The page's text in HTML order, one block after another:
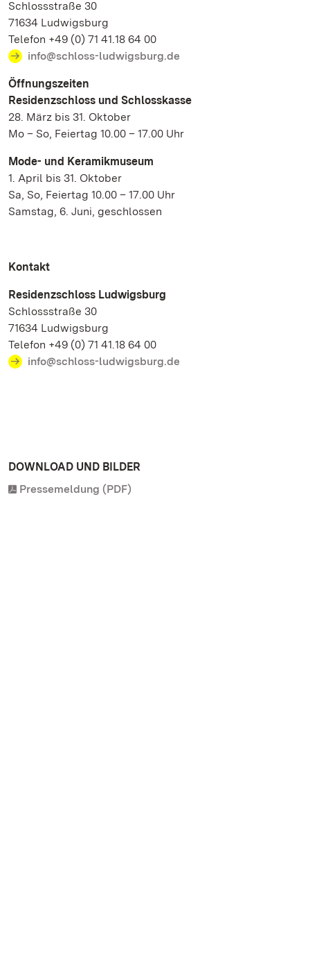
Schlossstraße 30
71634 Ludwigsburg
Telefon +49 (0) 71 41.18 64 00
info@schloss-ludwigsburg.de
Öffnungszeiten
Residenzschloss und Schlosskasse
28. März bis 31. Oktober
Mo – So, Feiertag 10.00 – 17.00 Uhr
Mode- und Keramikmuseum
1. April bis 31. Oktober
Sa, So, Feiertag 10.00 – 17.00 Uhr
Samstag, 6. Juni, geschlossen
Kontakt
Residenzschloss Ludwigsburg
Schlossstraße 30
71634 Ludwigsburg
Telefon +49 (0) 71 41.18 64 00
info@schloss-ludwigsburg.de
DOWNLOAD UND BILDER
Pressemeldung (PDF)